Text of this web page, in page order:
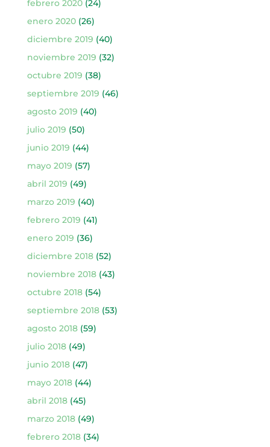
febrero 2020(24)
enero 2020(26)
diciembre 2019 (40)
noviembre 2019 (32)
octubre 2019 (38)
septiembre 2019 (46)
agosto 2019 (40)
julio 2019 (50)
junio 2019 (44)
mayo 2019 (57)
abril 2019 (49)
marzo 2019 (40)
febrero 2019 (41)
enero 2019 (36)
diciembre 2018(52)
noviembre 2018(43)
octubre 2018(54)
septiembre 2018(53)
agosto 2018(59)
julio 2018(49)
junio 2018(47)
mayo 2018(44)
abril 2018(45)
marzo 2018(49)
febrero 2018(34)